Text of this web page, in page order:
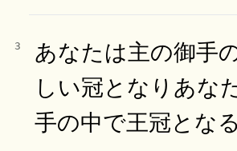
3
あなたは主の御手
しい冠となりあな
手の中で王冠となる